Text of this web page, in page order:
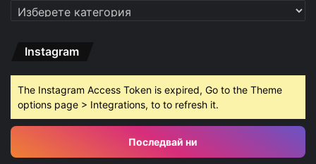
Категории
Instagram
The Instagram Access Token is expired, Go to the Theme
options page > Integrations, to to refresh it.
Последвай ни